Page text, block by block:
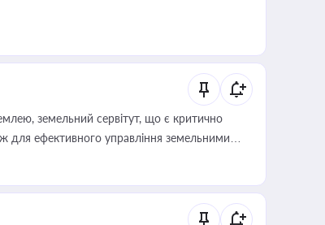
земельний сервітут, що є критично
для ефективного управління земельними